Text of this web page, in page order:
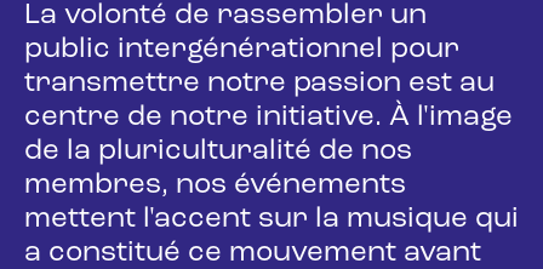
La volonté de rassembler un
public intergénérationnel pour
transmettre notre passion est au
centre de notre initiative. À l'image
de la pluriculturalité de nos
membres, nos événements
mettent l'accent sur la musique qui
a constitué ce mouvement avant